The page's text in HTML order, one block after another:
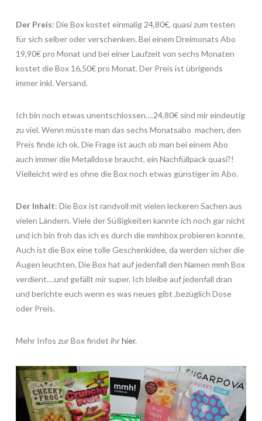
Der Preis: Die Box kostet einmalig 24,80€, quasi zum testen
für sich selber oder verschenken. Bei einem Dreimonats Abo
19,90€ pro Monat und bei einer Laufzeit von sechs Monaten
kostet die Box 16,50€ pro Monat. Der Preis ist übrigends
immer inkl. Versand.
Ich bin noch etwas unentschlossen….24,80€ sind mir eindeutig
zu viel. Wenn müsste man das sechs Monatsabo machen, den
Preis finde ich ok. Die Frage ist auch ob man bei einem Abo
auch immer die Metalldose braucht, ein Nachfüllpack quasi?!
Vielleicht wird es ohne die Box noch etwas günstiger im Abo.
Der Inhalt: Die Box ist randvoll mit vielen leckeren Sachen aus
vielen Ländern. Viele der Süßigkeiten kannte ich noch gar nicht
und ich bin froh das ich es durch die mmhbox probieren konnte.
Auch ist die Box eine tolle Geschenkidee, da werden sicher die
Augen leuchten. Die Box hat auf jedenfall den Namen mmh Box
verdient….und gefällt mir super. Ich bleibe auf jedenfall dran
und berichte euch wenn es was neues gibt ,bezüglich Dose
oder Preis.
Mehr Infos zur Box findet ihrhier.